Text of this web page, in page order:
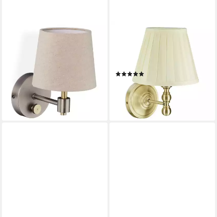
RELAXDAYS
Wandleuchte Wandlampe
Vintage, Dimmbar,
Leuchtmittel nicht enthalten,
E14 Fassung, max. 40 W
44,99 € UVP
-36%
lieferbar - in 2-3 Werktagen bei dir
RELAXDAYS
Wandleuchte Antike
Wandlampe, Indirekte
Beleuchtung, E14, max. 40 W
34,99 € UVP
-42%
lieferbar - in 2-3 Werktagen bei dir